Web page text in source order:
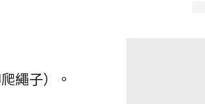
繩子）。